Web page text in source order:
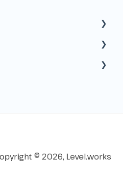
© 2026, Level.works